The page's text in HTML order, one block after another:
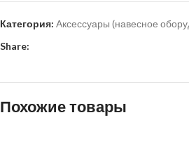
Категория: Аксессуары (навесное
Share:
Похожие товары